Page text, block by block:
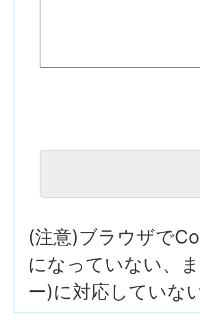
(注意)ブラウザで
になっていない、
ー)に対応していな